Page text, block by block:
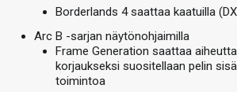
Borderlands 4 saattaa kaatuilla
Arc B -sarjan näytönohjaimilla
Frame Generation saattaa
korjaukseksi suositellaan pelin
toimintoa